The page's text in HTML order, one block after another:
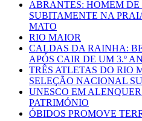
ABRANTES: HOMEM DE
SUBITAMENTE NA
MATO
RIO MAIOR
CALDAS DA RAINHA:
APÓS CAIR DE UM 3.º
TRÊS ATLETAS DO RIO
SELEÇÃO NACIONAL
UNESCO EM
PATRIMÓNIO
ÓBIDOS PROMOVE